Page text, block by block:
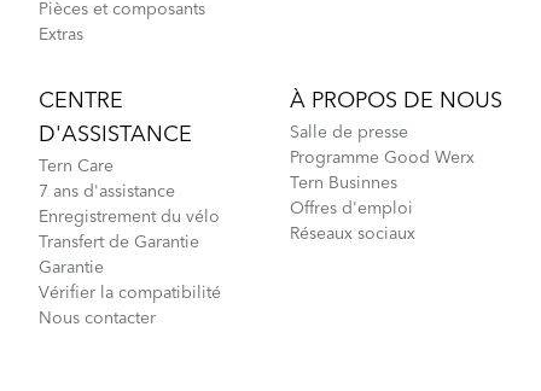
Pièces et composants
Extras
CENTRE
D'ASSISTANCE
Tern Care
7 ans d'assistance
Enregistrement du vélo
Transfert de Garantie
Garantie
Vérifier la compatibilité
Nous contacter
À PROPOS DE NOUS
Salle de presse
Programme Good Werx
Tern Businnes
Offres d'emploi
Réseaux sociaux